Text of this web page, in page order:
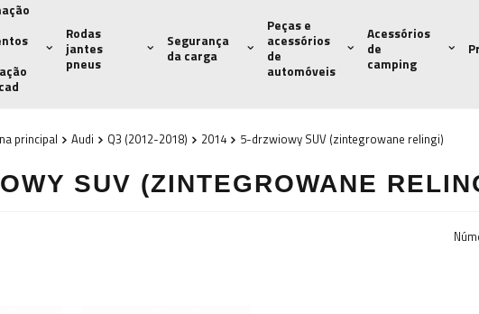
Rodas
jantes
pneus
Segurança
da carga
Peças e
acessórios
de
automóveis
Acessórios
de
camping
principal Audi Q3 (2012-2018) 2014 5-drzwiowy SUV (zintegrowane relingi)
SUV (ZINTEGROWANE